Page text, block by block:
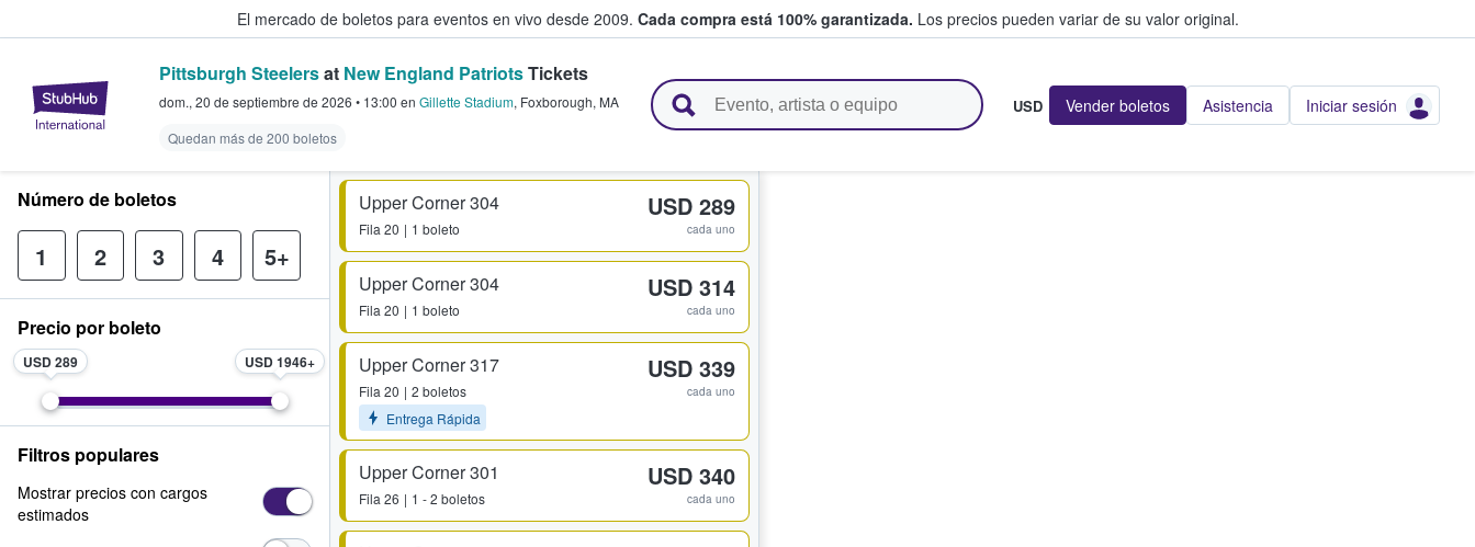
El mercado de boletos para eventos en vivo desde 2009. Cada compra está 100% garantizada. Los precios pueden variar de su valor original.
StubHub: donde los fans compran y venden boletos
Pittsburgh Steelersat New England PatriotsTickets
dom., 20 de septiembre de 2026 • 13:00 en Gillette Stadium, Foxborough, MA
Quedan más de 200 boletos
USD Vender boletos Asistencia Iniciar sesión
Upper Corner 304
Fila 20 1 boleto
USD 289
cada uno
Upper Corner 304
Fila 20 1 boleto
USD 314
cada uno
Upper Corner 317
Fila 20
2 boletos
Entrega Rápida
USD 339
cada uno
Upper Corner 301
Fila 26 1 - 2 boletos
USD 340
cada uno
Número de boletos
1 2 3 4 5+
Precio por boleto
USD 289 USD 1946
Filtros populares
Mostrar precios con cargos
estimados